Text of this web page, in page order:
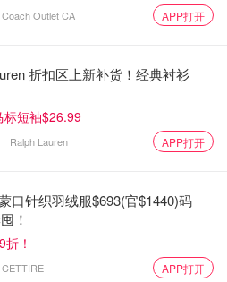
Coach Outlet CA APP打开
折扣区上新补货！经典衬衫
标短袖$26.99
Ralph Lauren APP打开
口针织羽绒服$693(官$1440)码
！
！
CETTIRE APP打开